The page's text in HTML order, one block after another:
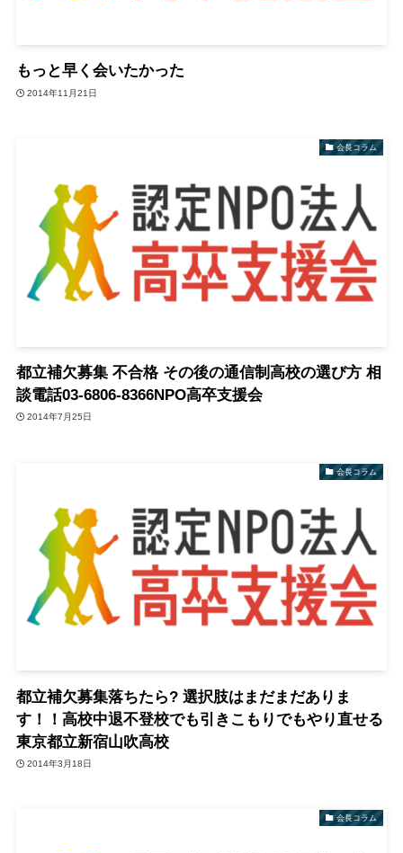
もっと早く会いたかった
2014年11月21日
会長コラム
都立補欠募集 不合格 その後の通信制高校の選び方 相
談電話03-6806-8366NPO高卒支援会
2014年7月25日
会長コラム
都立補欠募集落ちたら? 選択肢はまだまだありま
す！！高校中退不登校でも引きこもりでもやり直せる
東京都立新宿山吹高校
2014年3月18日
会長コラム